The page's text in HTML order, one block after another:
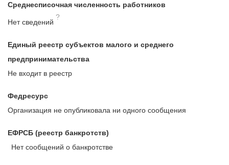
Среднесписочная численность работников
Нет сведений
?
Единый реестр субъектов малого и среднего
предпринимательства
Не входит в реестр
Федресурс
Организация не опубликовала ни одного сообщения
ЕФРСБ (реестр банкротств)
Нет сообщений о банкротстве